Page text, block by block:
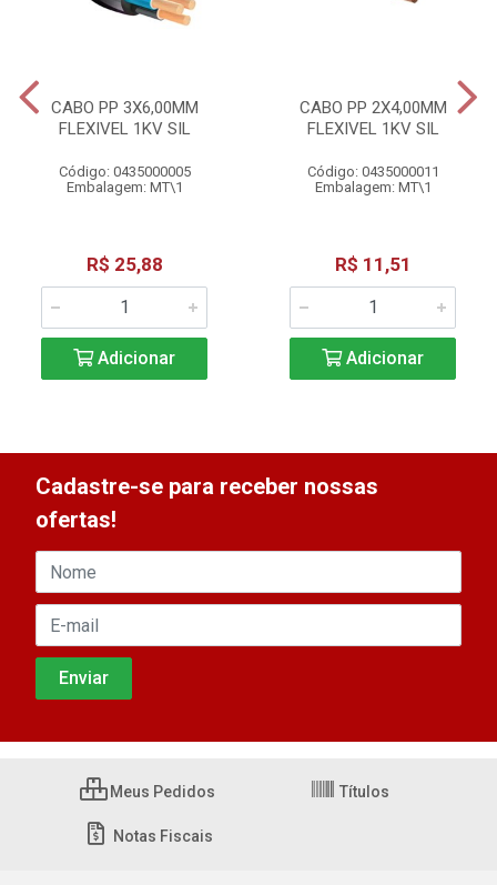
CABO PP 3X6,00MM
FLEXIVEL 1KV SIL
Código: 0435000005
Embalagem: MT\1
R$ 25,88
Adicionar
CABO PP 2X4,00MM
FLEXIVEL 1KV SIL
Código: 0435000011
Embalagem: MT\1
R$ 11,51
Adicionar
Cadastre-se para receber nossas
ofertas!
Meus Pedidos Títulos
Notas Fiscais